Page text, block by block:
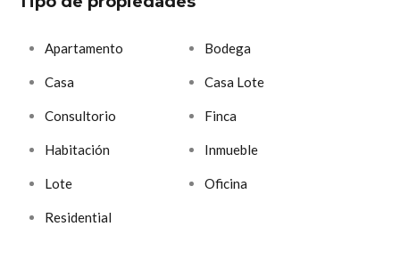
Apartamento Bodega
Casa Casa Lote
Consultorio Finca
Habitación Inmueble
Lote Oficina
Residential